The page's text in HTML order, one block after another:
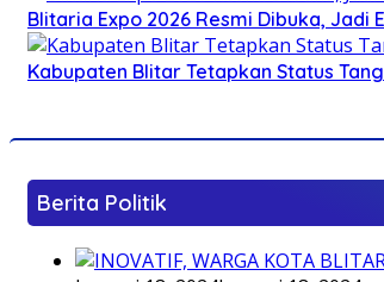
Blitaria Expo 2026 Resmi Dibuka,
Kabupaten Blitar Tetapkan Status
Berita Politik